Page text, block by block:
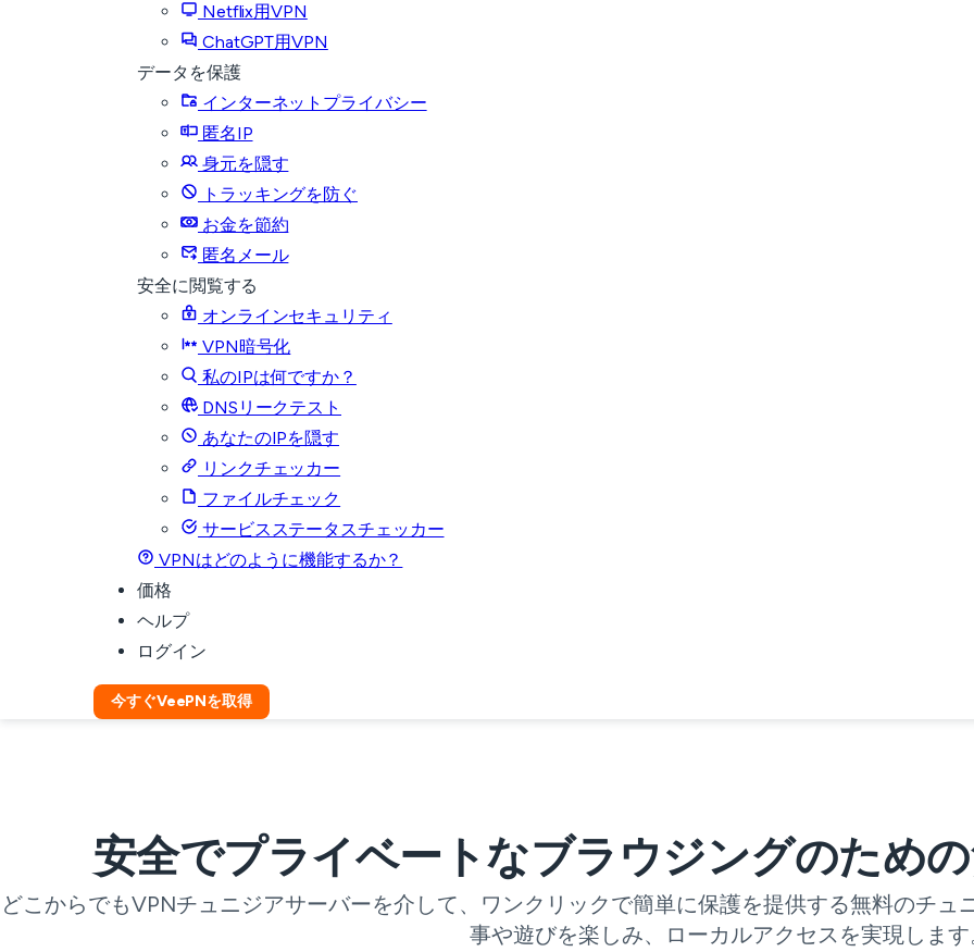
Netflix用VPN
ChatGPT用VPN
データを保護
インターネットプライバシー
匿名IP
身元を隠す
トラッキングを防ぐ
お金を節約
匿名メール
安全に閲覧する
オンラインセキュリティ
VPN暗号化
私のIPは何ですか？
DNSリークテスト
あなたのIPを隠す
リンクチェッカー
ファイルチェック
サービスステータスチェッカー
VPNはどのように機能するか？
価格
ヘルプ
ログイン
今すぐVeePNを取得
安全でプライベートなブラウジングのため
どこからでもVPNチュニジアサーバーを介して、ワンクリックで簡単に保護を提供する無料のチ
事や遊びを楽しみ、ローカルアクセスを実現しま